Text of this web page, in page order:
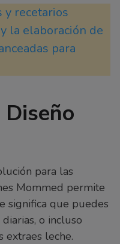
y recetarios
la elaboración de
para
para las
Mommed permite
significa que puedes
o incluso
extraes leche.